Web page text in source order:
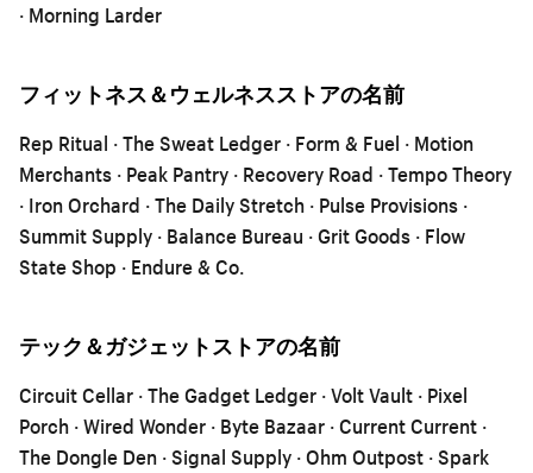
· Morning Larder
フィットネス＆ウェルネスストアの名前
Rep Ritual · The Sweat Ledger · Form & Fuel · Motion
Merchants · Peak Pantry · Recovery Road · Tempo Theory
· Iron Orchard · The Daily Stretch · Pulse Provisions ·
Summit Supply · Balance Bureau · Grit Goods · Flow
State Shop · Endure & Co.
テック＆ガジェットストアの名前
Circuit Cellar · The Gadget Ledger · Volt Vault · Pixel
Porch · Wired Wonder · Byte Bazaar · Current Current ·
The Dongle Den · Signal Supply · Ohm Outpost · Spark